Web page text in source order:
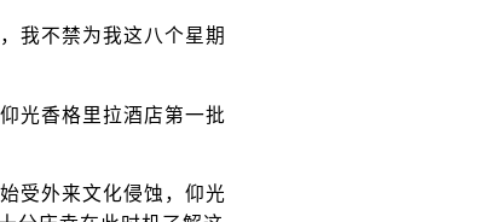
我不禁为我这八个星期
光香格里拉酒店第一批
受外来文化侵蚀，仰光